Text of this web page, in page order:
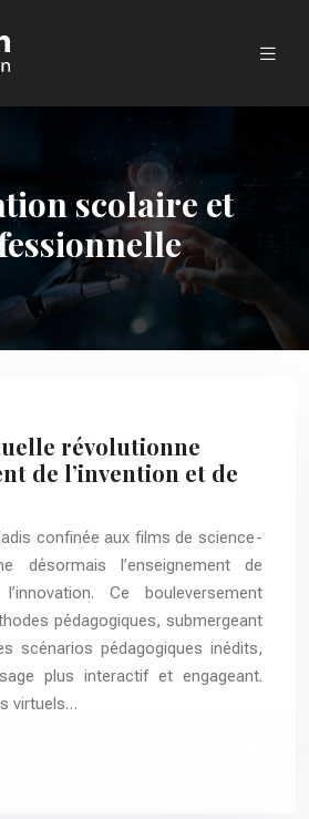
scolaire et
révolutionne
de l’invention et de
confinée aux films de science-
désormais l’enseignement de
Ce bouleversement
pédagogiques, submergeant
scénarios pédagogiques inédits,
plus interactif et engageant.
virtuels…